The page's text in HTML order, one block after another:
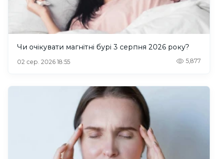
Чи очікувати магнітні бурі 3 серпня 2026 року?
02 сер. 2026 18:55 5,877